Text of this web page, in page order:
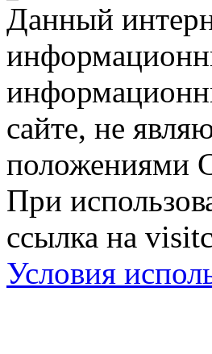
Данный
сайте, не
положениями
При
ссылка на
Условия